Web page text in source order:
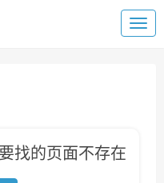
找的页面不存在